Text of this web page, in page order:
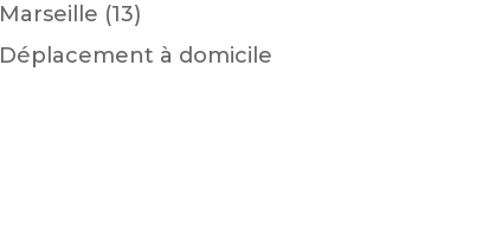
Marseille (13)
Déplacement à domicile